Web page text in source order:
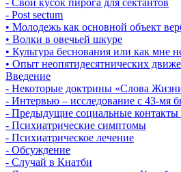
- Post sectum
• Молодежь как основной объект
• Волки в овечьей шкуре
• Культура беснования или как мне
• Опыт неопятидесятнических
Введение
- Некоторые доктрины «Слова
- Интервью – исследование с 43-
- Предыдущие социальные
- Психиатрические симптомы
- Психиатрическое лечение
- Обсуждение
- Случай в Кнатби